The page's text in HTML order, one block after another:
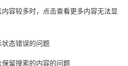
容较多时，点击查看更多内容无法显
态错误的问题
留搜索的内容的问题